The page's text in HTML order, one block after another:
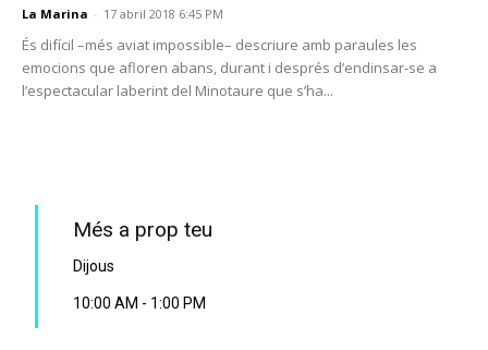
La Marina - 17 abril 2018 6:45 PM
És difícil –més aviat impossible– descriure amb paraules les
emocions que afloren abans, durant i després d’endinsar-se a
l’espectacular laberint del Minotaure que s’ha...
Més a prop teu
Dijous
10:00 AM - 1:00 PM